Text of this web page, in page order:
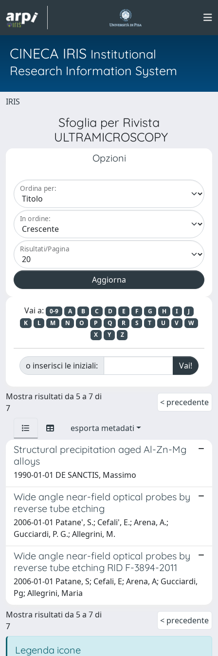
CINECA IRIS Institutional
Research Information System
IRIS
Sfoglia per Rivista
ULTRAMICROSCOPY
Opzioni
Ordina per:
In ordine:
Risultati/Pagina
Vai a: 0-9 A B C D E F G H I
J
K
L M N O P Q R S T U V
W
X
Y Z
o inserisci le iniziali:
Mostra risultati da 5 a 7 di
7
< precedente
esporta metadati
Structural precipitation aged Al-Zn-Mg
alloys
1990-01-01 DE SANCTIS, Massimo
Wide angle near-field optical probes by
reverse tube etching
2006-01-01 Patane', S.; Cefali', E.; Arena, A.;
Gucciardi, P. G.; Allegrini, M.
Wide angle near-field optical probes by
reverse tube etching RID F-3894-2011
2006-01-01 Patane, S; Cefali, E; Arena, A; Gucciardi,
Pg; Allegrini, Maria
Mostra risultati da 5 a 7 di
7
< precedente
Legenda icone